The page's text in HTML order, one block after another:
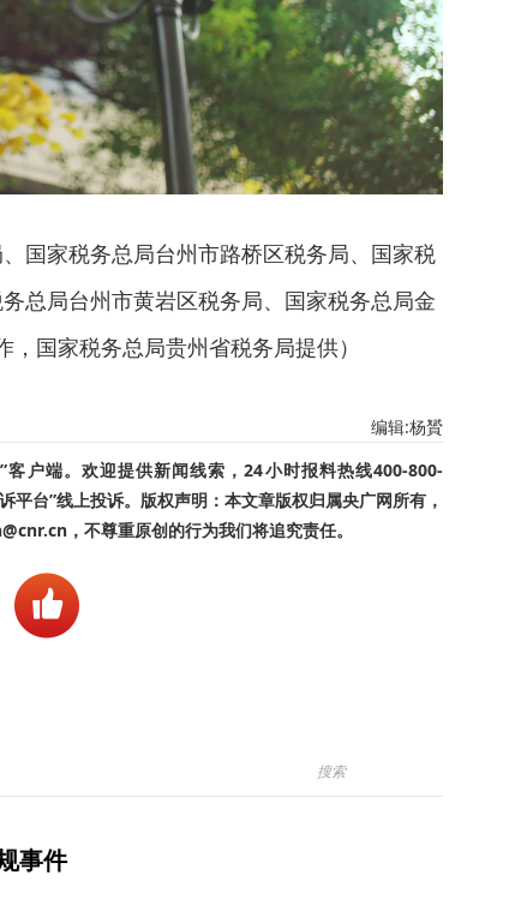
国家税务总局台州市路桥区税务局、国家税
总局台州市黄岩区税务局、国家税务总局金
国家税务总局贵州省税务局提供）
编辑:杨贇
户端。欢迎提供新闻线索，24小时报料热线400-800-
平台”线上投诉。版权声明：本文章版权归属央广网所有，
，不尊重原创的行为我们将追究责任。
事件